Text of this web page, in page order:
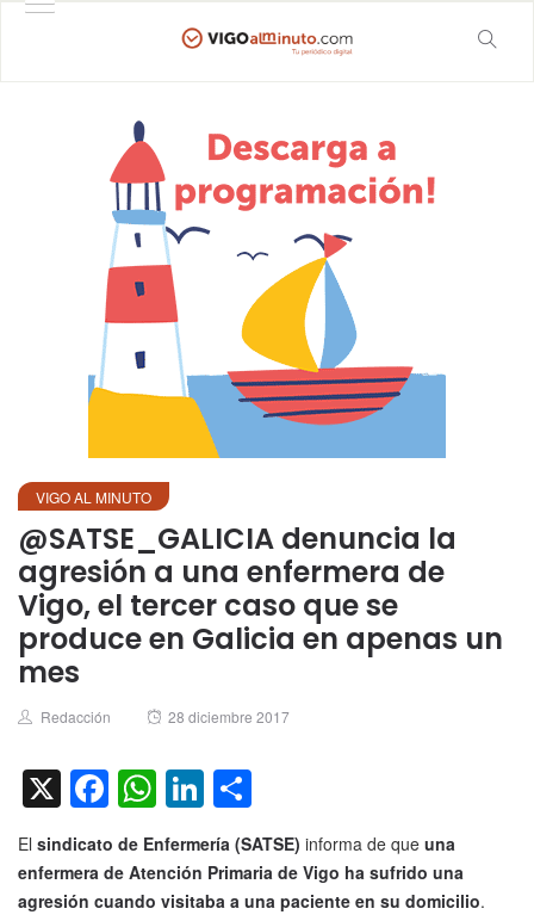
VIGO AL MINUTO
@SATSE_GALICIA denuncia la
agresión a una enfermera de
Vigo, el tercer caso que se
produce en Galicia en apenas un
mes
Author
Redacción
Posted
28 diciembre 2017
X Facebook
WhatsApp
LinkedIn
El sindicato de Enfermería (SATSE) informa de que una
enfermera de Atención Primaria de Vigo ha sufrido una
agresión cuando visitaba a una paciente en su domicilio.